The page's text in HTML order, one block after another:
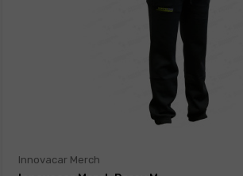
Innovacar Merch